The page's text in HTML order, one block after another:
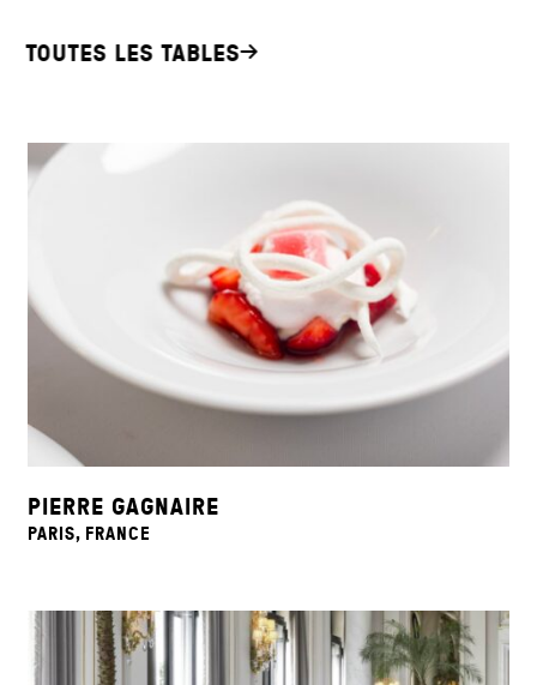
TOUTES LES TABLES
PIERRE GAGNAIRE
PARIS, FRANCE